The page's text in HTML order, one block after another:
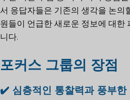
서 응답자들은 기존의 생각을 논의
원들이 언급한 새로운 정보에 대한
니다.
포커스 그룹의 장점
✔️ 심층적인 통찰력과 풍부한